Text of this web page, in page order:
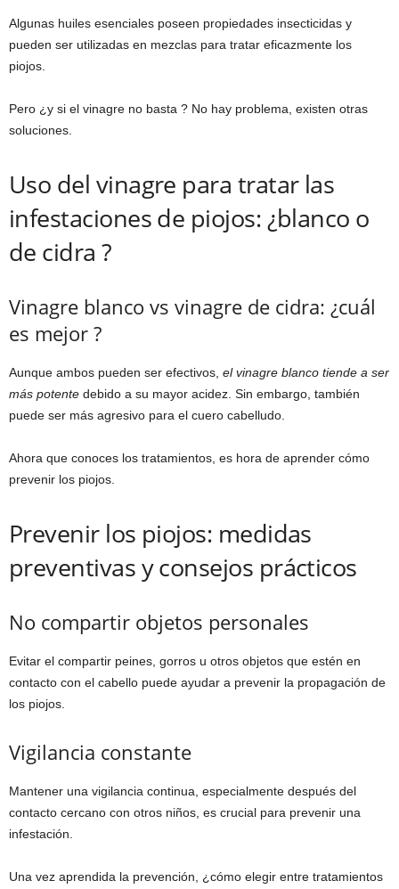
Algunas huiles esenciales poseen propiedades insecticidas y
pueden ser utilizadas en mezclas para tratar eficazmente los
piojos.
Pero ¿y si el vinagre no basta ? No hay problema, existen otras
soluciones.
Uso del vinagre para tratar las
infestaciones de piojos: ¿blanco o
de cidra ?
Vinagre blanco vs vinagre de cidra: ¿cuál
es mejor ?
Aunque ambos pueden ser efectivos, el vinagre blanco tiende a ser
más potente debido a su mayor acidez. Sin embargo, también
puede ser más agresivo para el cuero cabelludo.
Ahora que conoces los tratamientos, es hora de aprender cómo
prevenir los piojos.
Prevenir los piojos: medidas
preventivas y consejos prácticos
No compartir objetos personales
Evitar el compartir peines, gorros u otros objetos que estén en
contacto con el cabello puede ayudar a prevenir la propagación de
los piojos.
Vigilancia constante
Mantener una vigilancia continua, especialmente después del
contacto cercano con otros niños, es crucial para prevenir una
infestación.
Una vez aprendida la prevención, ¿cómo elegir entre tratamientos